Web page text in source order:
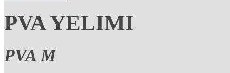
PVA YELIMI
PVA M